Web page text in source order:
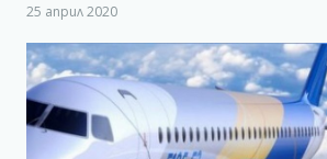
25 април 2020